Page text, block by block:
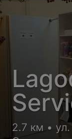
2.7 км •